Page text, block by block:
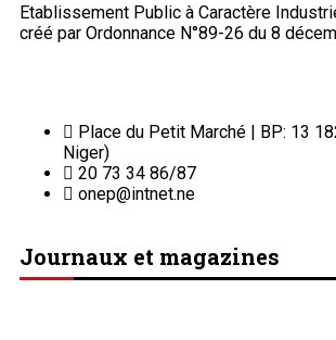
Etablissement Public à Caractère
créé par Ordonnance N°89-26 du 8
Place du Petit Marché | BP: 13
Niger)
20 73 34 86/87
onep@intnet.ne
Journaux et magazines